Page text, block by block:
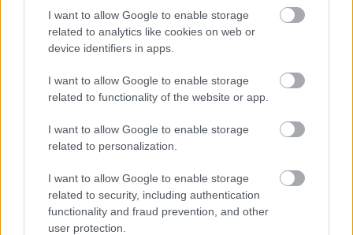
I want to allow Google to enable storage
related to analytics like cookies on web or
device identifiers in apps.
I want to allow Google to enable storage
related to functionality of the website or app.
I want to allow Google to enable storage
related to personalization.
I want to allow Google to enable storage
related to security, including authentication
functionality and fraud prevention, and other
user protection.
királysága, mely természetesen három elődjével
egybecsomagolva is hozzáférhető. Ennek alkalmából vettük
górcső alá a kalapos régészprofesszor előtörténetét és
tovább